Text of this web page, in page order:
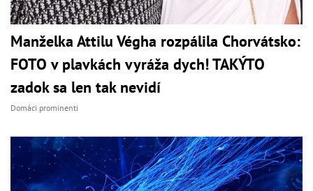
Manželka Attilu Végha rozpálila Chorvátsko:
FOTO v plavkách vyráža dych! TAKÝTO
zadok sa len tak nevidí
Domáci prominenti